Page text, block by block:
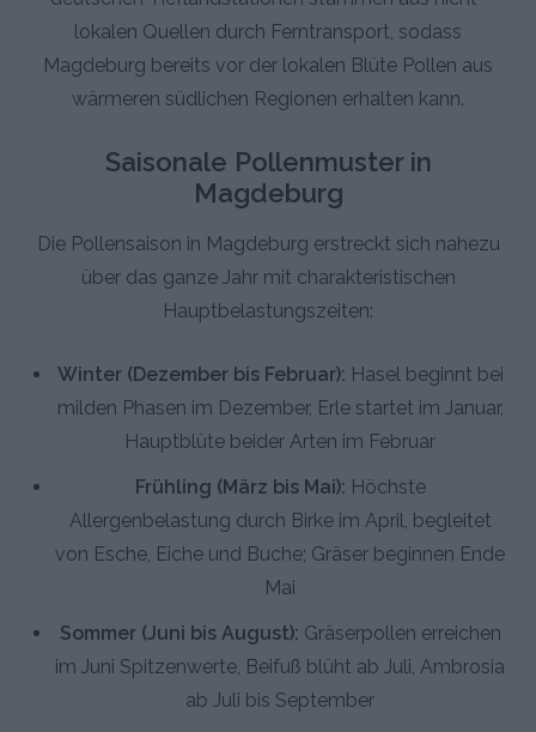
lokalen Quellen durch Ferntransport, sodass
Magdeburg bereits vor der lokalen Blüte Pollen aus
wärmeren südlichen Regionen erhalten kann.
Saisonale Pollenmuster in
Magdeburg
Die Pollensaison in Magdeburg erstreckt sich nahezu
über das ganze Jahr mit charakteristischen
Hauptbelastungszeiten:
Winter (Dezember bis Februar): Hasel beginnt bei
milden Phasen im Dezember, Erle startet im Januar,
Hauptblüte beider Arten im Februar
Frühling (März bis Mai): Höchste
Allergenbelastung durch Birke im April, begleitet
von Esche, Eiche und Buche; Gräser beginnen Ende
Mai
Sommer (Juni bis August): Gräserpollen erreichen
im Juni Spitzenwerte, Beifuß blüht ab Juli, Ambrosia
ab Juli bis September